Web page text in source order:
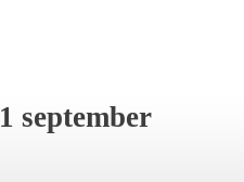
september